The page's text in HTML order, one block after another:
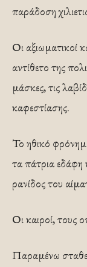
παράδοση
Οι αξιωματικοί
αντίθετο της
μάσκες, τις
καφεστίασης.
Το ηθικό
τα πάτρια εδάφη
ρανίδος του
Οι καιροί, τους
Παραμένω